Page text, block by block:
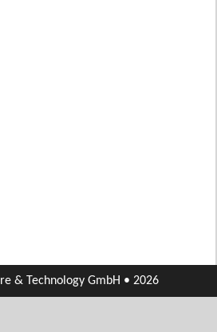
& Technology GmbH • 2026